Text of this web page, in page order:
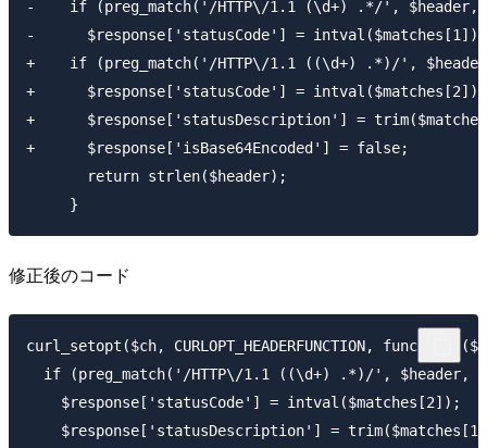
-    if (preg_match('/HTTP\/1.1 (\d+) .*/', $header,
-      $response['statusCode'] = intval($matches[1]);
+    if (preg_match('/HTTP\/1.1 ((\d+) .*)/',
+      $response['statusCode'] = intval($matches[2]);
+      $response['statusDescription'] =
+      $response['isBase64Encoded'] = false;
       return strlen($header);
修正後のコード
curl_setopt($ch, CURLOPT_HEADERFUNCTION,
if (preg_match('/HTTP\/1.1 ((\d+) .*)/', $header,
    $response['statusCode'] = intval($matches[2]);
$response['statusDescription'] =